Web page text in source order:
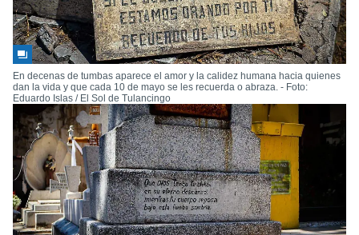
En decenas de tumbas aparece el amor y la calidez humana hacia quienes
dan la vida y que cada 10 de mayo se les recuerda o abraza. - Foto:
Eduardo Islas / El Sol de Tulancingo